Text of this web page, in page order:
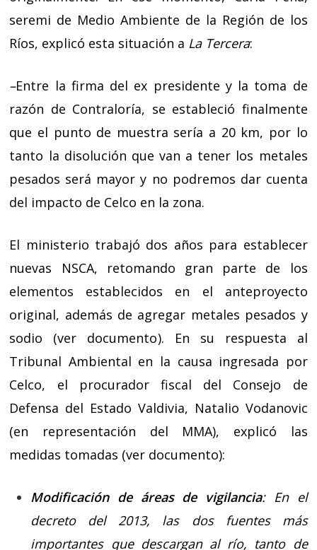
seremi de Medio Ambiente de la Región de los
Ríos, explicó esta situación a La Tercera:
–Entre la firma del ex presidente y la toma de
razón de Contraloría, se estableció finalmente
que el punto de muestra sería a 20 km, por lo
tanto la disolución que van a tener los metales
pesados será mayor y no podremos dar cuenta
del impacto de Celco en la zona.
El ministerio trabajó dos años para establecer
nuevas NSCA, retomando gran parte de los
elementos establecidos en el anteproyecto
original, además de agregar metales pesados y
sodio (ver documento). En su respuesta al
Tribunal Ambiental en la causa ingresada por
Celco, el procurador fiscal del Consejo de
Defensa del Estado Valdivia, Natalio Vodanovic
(en representación del MMA), explicó las
medidas tomadas (ver documento):
Modificación de áreas de vigilancia: En el
decreto del 2013, las dos fuentes más
importantes que descargan al río, tanto de